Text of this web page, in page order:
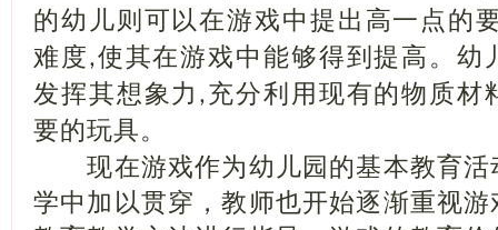
的幼儿则可以在游戏中提出高一点的
难度,使其在游戏中能够得到提高。幼
发挥其想象力 ,充分利用现有的物质材
要的玩具。
现在游戏作为幼儿园的基本教育活
学中加以贯穿，教师也开始逐渐重视